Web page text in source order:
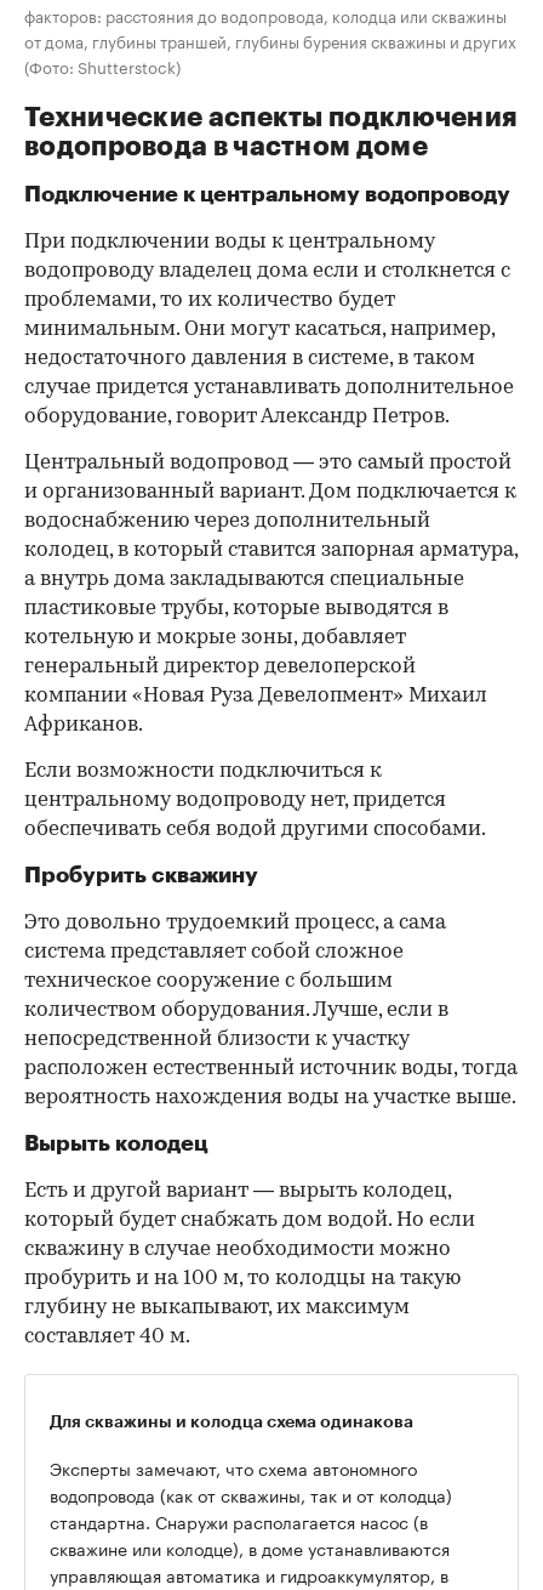
факторов: расстояния до водопровода, колодца или скважины
от дома, глубины траншей, глубины бурения скважины и других
(Фото: Shutterstock)
Технические аспекты подключения
водопровода в частном доме
Подключение к центральному водопроводу
При подключении воды к центральному
водопроводу владелец дома если и столкнется с
проблемами, то их количество будет
минимальным. Они могут касаться, например,
недостаточного давления в системе, в таком
случае придется устанавливать дополнительное
оборудование, говорит Александр Петров.
Центральный водопровод — это самый простой
и организованный вариант. Дом подключается к
водоснабжению через дополнительный
колодец, в который ставится запорная арматура,
а внутрь дома закладываются специальные
пластиковые трубы, которые выводятся в
котельную и мокрые зоны, добавляет
генеральный директор девелоперской
компании «Новая Руза Девелопмент» Михаил
Африканов.
Если возможности подключиться к
центральному водопроводу нет, придется
обеспечивать себя водой другими способами.
Пробурить скважину
Это довольно трудоемкий процесс, а сама
система представляет собой сложное
техническое сооружение с большим
количеством оборудования. Лучше, если в
непосредственной близости к участку
расположен естественный источник воды, тогда
вероятность нахождения воды на участке выше.
Вырыть колодец
Есть и другой вариант — вырыть колодец,
который будет снабжать дом водой. Но если
скважину в случае необходимости можно
пробурить и на 100 м, то колодцы на такую
глубину не выкапывают, их максимум
составляет 40 м.
Для скважины и колодца схема одинакова
Эксперты замечают, что схема автономного
водопровода (как от скважины, так и от колодца)
стандартна. Снаружи располагается насос (в
скважине или колодце), в доме устанавливаются
управляющая автоматика и гидроаккумулятор, в